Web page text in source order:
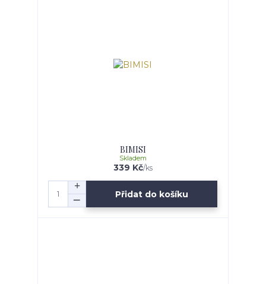
BIMISI
339 Kč/ks
Skladem
Přidat do košíku